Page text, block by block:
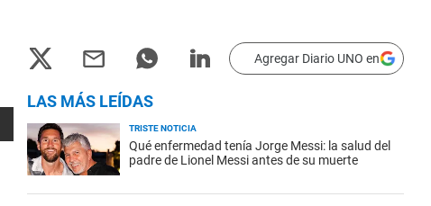
Agregar Diario UNO en
LAS MÁS LEÍDAS
TRISTE NOTICIA
Qué enfermedad tenía Jorge Messi: la salud del
padre de Lionel Messi antes de su muerte